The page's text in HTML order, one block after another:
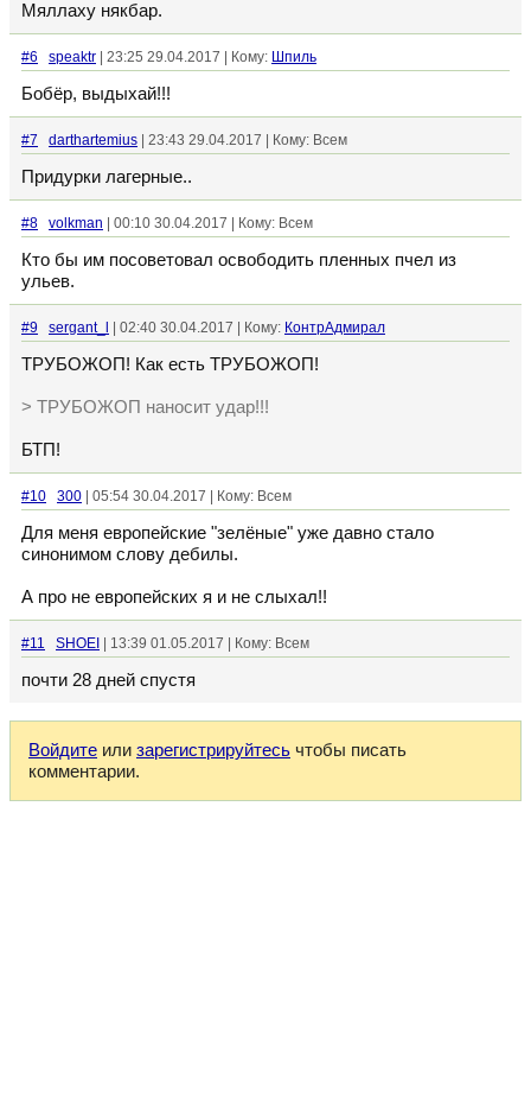
Мяллаху някбар.
#6 speaktr | 23:25 29.04.2017 | Кому: Шпиль
Бобёр, выдыхай!!!
#7 darthartemius | 23:43 29.04.2017 | Кому: Всем
Придурки лагерные..
#8 volkman | 00:10 30.04.2017 | Кому: Всем
Кто бы им посоветовал освободить пленных пчел из
ульев.
#9 sergant_l | 02:40 30.04.2017 | Кому: КонтрАдмирал
ТРУБОЖОП! Как есть ТРУБОЖОП!
> ТРУБОЖОП наносит удар!!!
БТП!
#10 300 | 05:54 30.04.2017 | Кому: Всем
Для меня европейские "зелёные" уже давно стало
синонимом слову дебилы.
А про не европейских я и не слыхал!!
#11 SHOEI | 13:39 01.05.2017 | Кому: Всем
почти 28 дней спустя
Войдите или зарегистрируйтесь чтобы писать
комментарии.